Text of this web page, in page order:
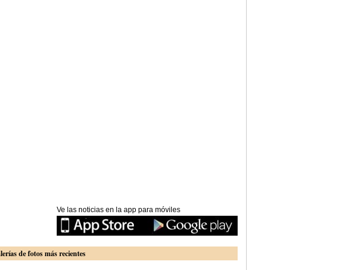
Ve las noticias en la app para móviles
de fotos más recientes